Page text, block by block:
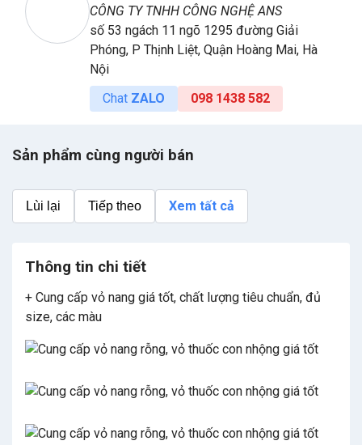
CÔNG TY TNHH CÔNG NGHỆ ANS
số 53 ngách 11 ngõ 1295 đường Giải
Phóng, P Thịnh Liệt, Quận Hoàng Mai, Hà
Nội
Chat ZALO 098 1438 582
Sản phẩm cùng người bán
Lùi lại Tiếp theo Xem tất cả
Thông tin chi tiết
+ Cung cấp vỏ nang giá tốt, chất lượng tiêu chuẩn, đủ
size, các màu